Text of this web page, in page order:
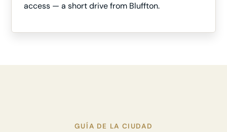
access — a short drive from Bluffton.
GUÍA DE LA CIUDAD